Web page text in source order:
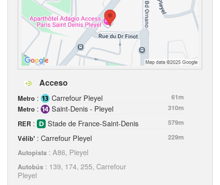
Acceso
Metro : Carrefour Pleyel
61m
Metro : Saint-Denis - Pleyel
310m
RER : Stade de France-Saint-Denis
579m
Vélib' : Carrefour Pleyel
229m
Autopista : A86, Pleyel
Autobús : 139, 174, 255, Carrefour
Pleyel